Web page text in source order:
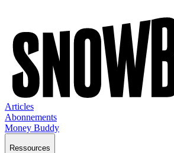
Articles
Abonnements
Money Buddy
Ressources